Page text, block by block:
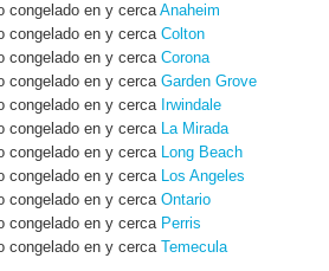
congelado en y cerca Anaheim
congelado en y cerca Colton
congelado en y cerca Corona
congelado en y cerca Garden Grove
congelado en y cerca Irwindale
congelado en y cerca La Mirada
congelado en y cerca Long Beach
congelado en y cerca Los Angeles
congelado en y cerca Ontario
congelado en y cerca Perris
congelado en y cerca Temecula